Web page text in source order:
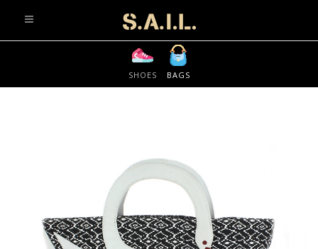
info@sonaliaansh.com
SHOES BAGS